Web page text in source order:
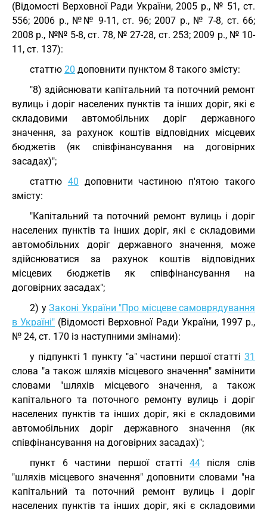
(Відомості Верховної Ради України, 2005 р., № 51, ст.
556; 2006 р., №№ 9-11, ст. 96; 2007 р., № 7-8, ст. 66;
2008 р., №№ 5-8, ст. 78, № 27-28, ст. 253; 2009 р., № 10-
11, ст. 137):
статтю 20 доповнити пунктом 8 такого змісту:
"8) здійснювати капітальний та поточний ремонт
вулиць і доріг населених пунктів та інших доріг, які є
складовими автомобільних доріг державного
значення, за рахунок коштів відповідних місцевих
бюджетів (як співфінансування на договірних
засадах)";
статтю 40 доповнити частиною п'ятою такого
змісту:
"Капітальний та поточний ремонт вулиць і доріг
населених пунктів та інших доріг, які є складовими
автомобільних доріг державного значення, може
здійснюватися за рахунок коштів відповідних
місцевих бюджетів як співфінансування на
договірних засадах";
2) у Законі України "Про місцеве самоврядування
в Україні" (Відомості Верховної Ради України, 1997 р.,
№ 24, ст. 170 із наступними змінами):
у підпункті 1 пункту "а" частини першої статті 31
слова "а також шляхів місцевого значення" замінити
словами "шляхів місцевого значення, а також
капітального та поточного ремонту вулиць і доріг
населених пунктів та інших доріг, які є складовими
автомобільних доріг державного значення (як
співфінансування на договірних засадах)";
пункт 6 частини першої статті 44після слів
"шляхів місцевого значення" доповнити словами "на
капітальний та поточний ремонт вулиць і доріг
населених пунктів та інших доріг, які є складовими